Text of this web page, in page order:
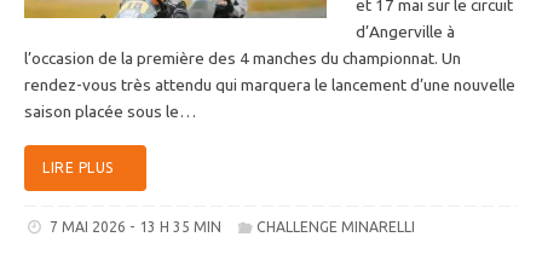
et 17 mai sur le circuit
d’Angerville à
l’occasion de la première des 4 manches du championnat. Un
rendez-vous très attendu qui marquera le lancement d’une nouvelle
saison placée sous le…
LIRE PLUS
7 MAI 2026 - 13 H 35 MIN CHALLENGE MINARELLI